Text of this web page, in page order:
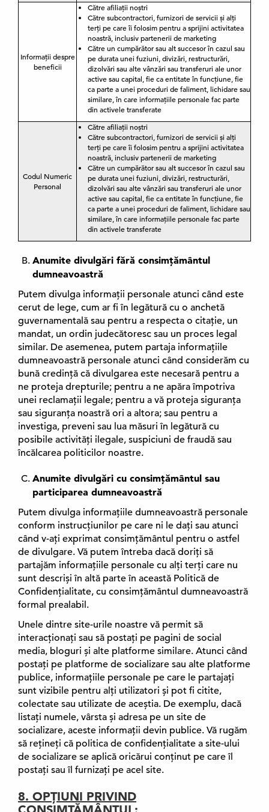
Informații despre
beneficii
Către afiliații noștri
Către subcontractori, furnizori de servicii și alți
terți pe care îi folosim pentru a sprijini activitatea
noastră, inclusiv partenerii de marketing
Către un cumpărător sau alt succesor în cazul sau
pe durata unei fuziuni, divizări, restructurări,
dizolvări sau alte vânzări sau transferuri ale unor
active sau capital, fie ca entitate în funcțiune, fie
ca parte a unei proceduri de faliment, lichidare sau
similare, în care informațiile personale fac parte
din activele transferate
Codul Numeric
Personal
Către afiliații noștri
Către subcontractori, furnizori de servicii și alți
terți pe care îi folosim pentru a sprijini activitatea
noastră, inclusiv partenerii de marketing
Către un cumpărător sau alt succesor în cazul sau
pe durata unei fuziuni, divizări, restructurări,
dizolvări sau alte vânzări sau transferuri ale unor
active sau capital, fie ca entitate în funcțiune, fie
ca parte a unei proceduri de faliment, lichidare sau
similare, în care informațiile personale fac parte
din activele transferate
Anumite divulgări fără consimțământul
dumneavoastră
Putem divulga informații personale atunci când este
cerut de lege, cum ar fi în legătură cu o anchetă
guvernamentală sau pentru a respecta o citație, un
mandat, un ordin judecătoresc sau un proces legal
similar. De asemenea, putem partaja informațiile
dumneavoastră personale atunci când considerăm cu
bună credință că divulgarea este necesară pentru a
ne proteja drepturile; pentru a ne apăra împotriva
unei reclamații legale; pentru a vă proteja siguranța
sau siguranța noastră ori a altora; sau pentru a
investiga, preveni sau lua măsuri în legătură cu
posibile activități ilegale, suspiciuni de fraudă sau
încălcarea politicilor noastre.
Anumite divulgări cu consimțământul sau
participarea dumneavoastră
Putem divulga informațiile dumneavoastră personale
conform instrucțiunilor pe care ni le dați sau atunci
când v-ați exprimat consimțământul pentru o astfel
de divulgare. Vă putem întreba dacă doriți să
partajăm informațiile personale cu alți terți care nu
sunt descriși în altă parte în această Politică de
Confidențialitate, cu consimțământul dumneavoastră
formal prealabil.
Unele dintre site-urile noastre vă permit să
interacționați sau să postați pe pagini de social
media, bloguri și alte platforme similare. Atunci când
postați pe platforme de socializare sau alte platforme
publice, informațiile personale pe care le partajați
sunt vizibile pentru alți utilizatori și pot fi citite,
colectate sau utilizate de aceștia. De exemplu, dacă
listați numele, vârsta și adresa pe un site de
socializare, aceste informații devin publice. Vă rugăm
să rețineți că politica de confidențialitate a site-ului
de socializare se aplică oricărui conținut pe care îl
postați sau îl furnizați pe acel site.
8. OPȚIUNI PRIVIND